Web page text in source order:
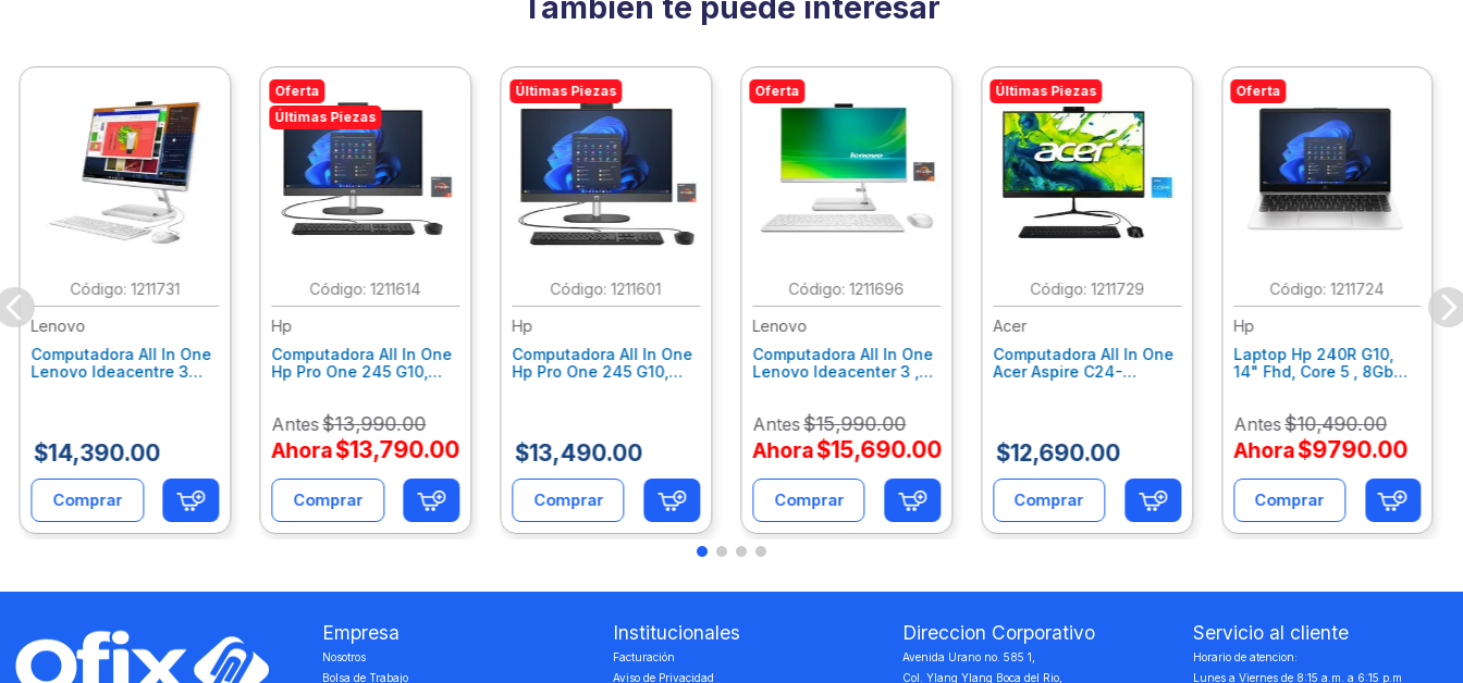
También te puede interesar
:1211731
Lenovo
Computadora All In One
Lenovo Ideacentre 3
F0G1014Ald
$14,390.00
Comprar
Oferta
Últimas Piezas
:1211614
Hp
Computadora All In One
Hp Pro One 245 G10,
Fhd, Win11Home
9P7K6La
Antes$13,990.00
Ahora$13,790.00
Comprar
Últimas Piezas
:1211601
Hp
Computadora All In One
Hp Pro One 245 G10,
9P7K5La
$13,490.00
Comprar
Oferta
:1211696
Lenovo
Computadora All In One
Lenovo Ideacenter 3 ,
Fhd, Win11 Home
F0G1014Nld
Antes$15,990.00
Ahora$15,690.00
Comprar
Últimas Piezas
: 1211729
Acer
Computadora All In One
Acer Aspire C24-
Dq.Bmjal.002
$12,690.00
Comprar
Oferta
:1211724
Hp
Laptop Hp 240R G10,
14" Fhd, Core 5 , 8Gb
Antes$10,490.00
Ahora$9790.00
Comprar
Empresa
Nosotros
Bolsa de Trabajo
Institucionales
Facturación
Aviso de Privacidad
Direccion Corporativo
Avenida Urano no. 585 1,
Col. Ylang Ylang Boca del Rio,
Servicio al cliente
Horario de atencion:
Lunes a Viernes de 8:15 a.m. a 6:15 p.m